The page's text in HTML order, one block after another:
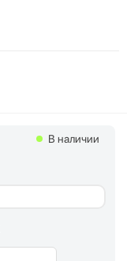
В наличии